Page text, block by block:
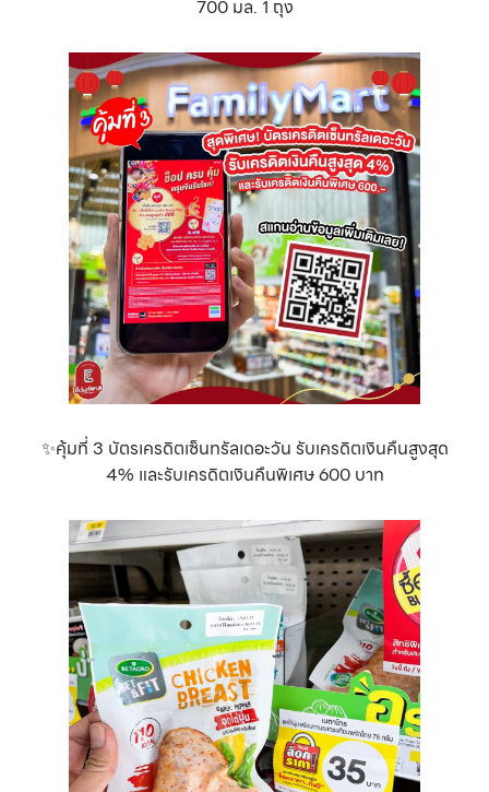
700 มล. 1 ถุง
✨คุ้มที่ 3 บัตรเครดิตเซ็นทรัลเดอะวัน รับเครดิตเงินคืนสูงสุด
4% และรับเครดิตเงินคืนพิเศษ 600 บาท